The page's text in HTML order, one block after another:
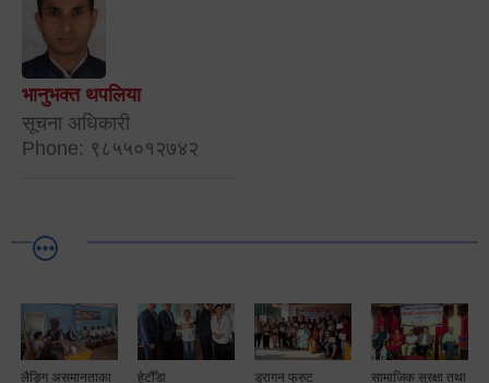
भानुभक्त थपलिया
सूचना अधिकारी
Phone: ९८५५०१२७४२
लैङ्गि असमानताका
हेटौँडा
ड्रागन फ्रुट
सामाजिक सुरक्षा तथा